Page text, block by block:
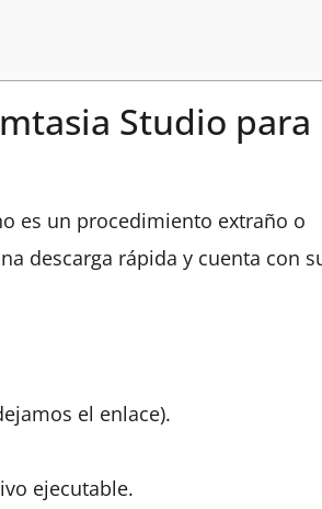
Studio para
es un procedimiento extraño o
descarga rápida y cuenta con
el enlace).
ejecutable.